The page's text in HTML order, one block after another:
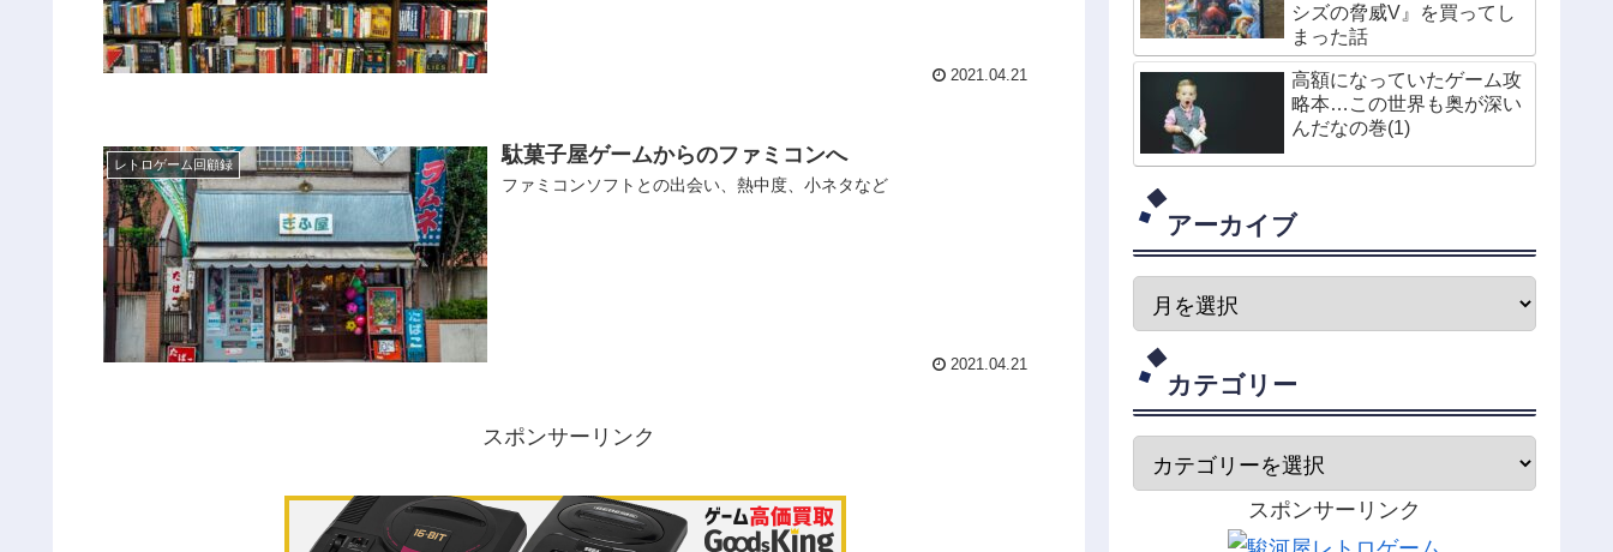
2021.04.21
レトロゲーム回顧録 駄菓子屋ゲームからのファミコンへ
ファミコンソフトとの出会い、熱中度、小ネタなど
2021.04.21
スポンサーリンク
シズの脅威V』を買ってし
まった話
高額になっていたゲーム攻
略本…この世界も奥が深い
んだなの巻(1)
アーカイブ
カテゴリー
スポンサーリンク